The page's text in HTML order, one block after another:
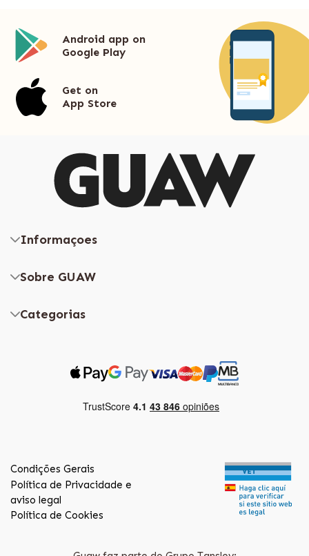
Android app on
Google Play
Get on
App Store
Informaçoes
Sobre GUAW
Categorias
Condições Gerais
Política de Privacidade e
aviso legal
Política de Cookies